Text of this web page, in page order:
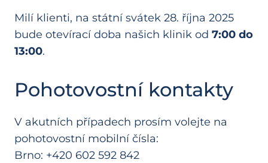
Milí klienti, na státní svátek 28. října 2025
bude otevírací doba našich klinik od 7:00 do
13:00.
Pohotovostní kontakty
V akutních případech prosím volejte na
pohotovostní mobilní čísla:
Brno: +420 602 592 842